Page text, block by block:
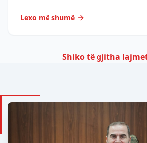
Lexo më shumë
Shiko të gjitha